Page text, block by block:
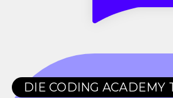
DIE CODING ACADEMY